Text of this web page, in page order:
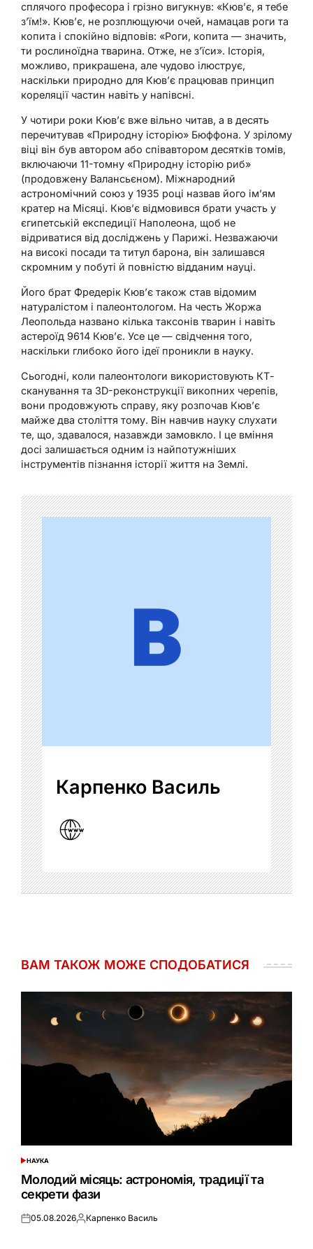
сплячого професора і грізно вигукнув: «Кюв’є, я тебе
з’їм!». Кюв’є, не розплющуючи очей, намацав роги та
копита і спокійно відповів: «Роги, копита — значить,
ти рослиноїдна тварина. Отже, не з’їси». Історія,
можливо, прикрашена, але чудово ілюструє,
наскільки природно для Кюв’є працював принцип
кореляції частин навіть у напівсні.
У чотири роки Кюв’є вже вільно читав, а в десять
перечитував «Природну історію» Бюффона. У зрілому
віці він був автором або співавтором десятків томів,
включаючи 11-томну «Природну історію риб»
(продовжену Валансьєном). Міжнародний
астрономічний союз у 1935 році назвав його ім’ям
кратер на Місяці. Кюв’є відмовився брати участь у
єгипетській експедиції Наполеона, щоб не
відриватися від досліджень у Парижі. Незважаючи
на високі посади та титул барона, він залишався
скромним у побуті й повністю відданим науці.
Його брат Фредерік Кюв’є також став відомим
натуралістом і палеонтологом. На честь Жоржа
Леопольда названо кілька таксонів тварин і навіть
астероїд 9614 Кюв’є. Усе це — свідчення того,
наскільки глибоко його ідеї проникли в науку.
Сьогодні, коли палеонтологи використовують КТ-
сканування та 3D-реконструкції викопних черепів,
вони продовжують справу, яку розпочав Кюв’є
майже два століття тому. Він навчив науку слухати
те, що, здавалося, назавжди замовкло. І це вміння
досі залишається одним із найпотужніших
інструментів пізнання історії життя на Землі.
Карпенко Василь
ВАМ ТАКОЖ МОЖЕ СПОДОБАТИСЯ
ОПУБЛІКУВАТИ
У
НАУКА
Молодий місяць: астрономія, традиції та
секрети фази
Оприлюднено
05.08.2026Опубліковано
Карпенко Василь